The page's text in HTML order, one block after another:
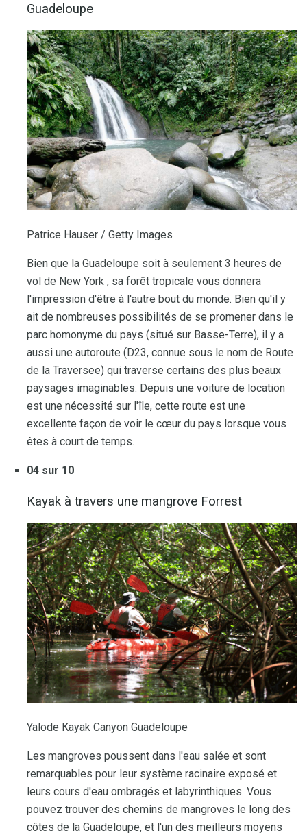
Guadeloupe
Patrice Hauser / Getty Images
Bien que la Guadeloupe soit à seulement 3 heures de
vol de New York , sa forêt tropicale vous donnera
l'impression d'être à l'autre bout du monde. Bien qu'il y
ait de nombreuses possibilités de se promener dans le
parc homonyme du pays (situé sur Basse-Terre), il y a
aussi une autoroute (D23, connue sous le nom de Route
de la Traversee) qui traverse certains des plus beaux
paysages imaginables. Depuis une voiture de location
est une nécessité sur l'île, cette route est une
excellente façon de voir le cœur du pays lorsque vous
êtes à court de temps.
04 sur 10
Kayak à travers une mangrove Forrest
Yalode Kayak Canyon Guadeloupe
Les mangroves poussent dans l'eau salée et sont
remarquables pour leur système racinaire exposé et
leurs cours d'eau ombragés et labyrinthiques. Vous
pouvez trouver des chemins de mangroves le long des
côtes de la Guadeloupe, et l'un des meilleurs moyens